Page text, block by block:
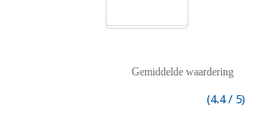
Gemiddelde waardering
(4.4 / 5)